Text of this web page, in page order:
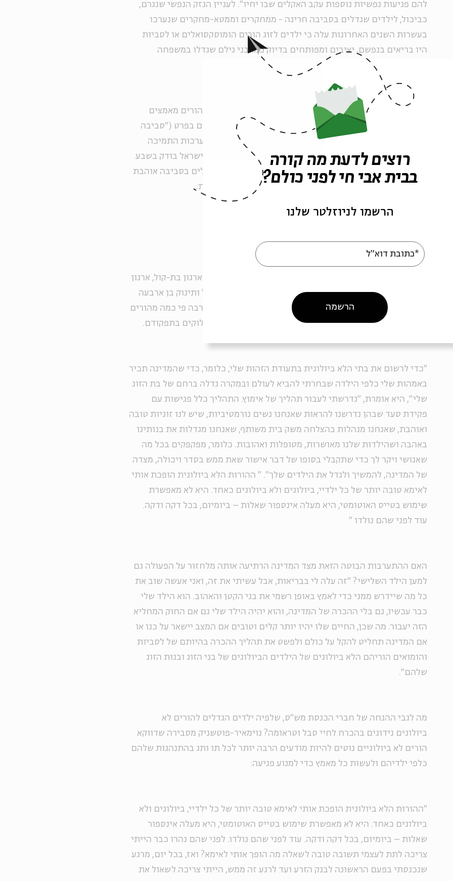
להם פגיעות נפשיות נוספות עקב האקלים שבו יחיו". לעניין הנזק הנפשי שנגרם,
כביכול, לילדים שגדלים בסביבה חריגה - ממחקרים וממטא-מחקרים שנערכו
בעשרות השנים האחרונות עלה כי ילדים לזוג הורים הומוסקסואלים או לסביות
היו בריאים בנפשם, יציבים ומפותחים בדיוק כמו בני גילם שגדלו במשפחה
הטרו-נורמטיבית (דוגמאות:
כאן
הצעת החוק, לכן, אינה רק מקוממת בשל הניסוח הפוגעני כלפי הורים מאמצים
בכלל (שהחיים עמם הם "פגיעה טראומטית") והורים חד-מיניים בפרט ("סביבה
חריגה"), אלא גם מעידה על בורות תהומית בכל מה שקשור למערכות התמיכה
והפיקוח על הורים לילדים מאומצים. מערך הרווחה והמשפט בישראל בודק בשבע
עיניים את ההורים המאמצים החד מיניים ומוודא שהילדים גדלים בסביבה אוהבת
ותומכת - פריבילגיה שאין לילדים במשפחות הטרו-נורמטיביות.
בת-עמי נוימאיר-פוטשניק, 43, היא חברה בוועדה המנהלת של ארגון בת-קול, ארגון
לסביות דתיות, ומגדלת עם בת זוגהּ אורית שתי בנות בכיתה ב' ותינוק בן ארבעה
חודשים. לדבריה, הורים חד-מיניים לילדים נבדקים בקפדנות רבה פי כמה מהורים
"קונבנציונליים", אף שלא חסרים מקרים של הורים ביולוגים שלוקים בתפקודם.
"כדי לרשום את בתי הלא ביולוגית בתעודת הזהות שלי, כלומר, כדי שהמדינה תכיר
באמהוּת שלי כלפי הילדה שבחרתי להביא לעולם ובמקרה גדלה ברחם של בת הזוג
שלי", היא אומרת, "נדרשתי לעבור תהליך של אימוץ. התהליך כלל פגישות עם
פקידת סעד שבהן נדרשנו להראות שאנחנו נשים נורמטיביות, שיש לנו זוגיות טובה
ואוהבת, שאנחנו מנהלות בהצלחה משק בית משותף, שאנחנו מגדלות את בנותינו
באהבה ושהילדות שלנו מאושרות, מטופלות ואהובות. כלומר, מפקפקים בכל מה
שאנושי ויקר לך כדי שתקבלי בסופו של דבר אישור שאת ממש בסדר ויכולה, מצדה
של המדינה, להמשיך ולגדל את הילדים שלך". " ההורות הלא ביולוגית הופכת אותי
לאימא טובה יותר של כל ילדיי, ביולוגים ולא ביולוגים כאחד. היא לא מאפשרת
שימוש בטייס האוטומטי, היא מעלה אינספור שאלות – ביומיום, בכל דקה ודקה.
עוד לפני שהם נולדו "
האם ההתערבות הבוטה הזאת מצד המדינה הרתיעה אותה מלחזור על הפעולה גם
למען הילד השלישי? "זה עלה לי בבריאות, אבל עשיתי את זה, ואני אעשה שוב את
כל מה שיידרש ממני כדי לאמץ באופן רשמי את בני הקטן והאהוב. הוא הילד שלי
כבר עכשיו, גם בלי ההכרה של המדינה, והוא יהיה הילד שלי גם אם החוק המחליא
הזה יעבור. מה שכן, החיים שלו יהיו יותר קלים וטובים אם המצב יישאר על כנו או
אם המדינה תחליט להקל על כולם ולפשט את תהליך ההכרה בהיותם של לסביות
והומואים הוריהם הלא ביולוגים של הילדים הביולוגים של בני הזוג ובנות הזוג
שלהם".
מה לגבי ההנחה של חברי הכנסת מש"ס, שלפיה ילדים הגדלים להורים לא
ביולוגים נידונים בהכרח לחיי סבל וטראומה? נוימאיר-פוטשניק מסבירה שדווקא
הורים לא ביולוגיים נוטים להיות מודעים הרבה יותר לכל תו ותג בהתנהגות שלהם
כלפי ילדיהם ולעשות כל מאמץ כדי למנוע פגיעה:
"ההורות הלא ביולוגית הופכת אותי לאימא טובה יותר של כל ילדיי, ביולוגים ולא
ביולוגים כאחד. היא לא מאפשרת שימוש בטייס האוטומטי, היא מעלה אינספור
שאלות – ביומיום, בכל דקה ודקה. עוד לפני שהם נולדו. לפני שהם נהרו כבר הייתי
צריכה לתת לעצמי תשובה טובה לשאלה מה הופך אותי לאימא? ואז, בכל יום, מרגע
שנכנסתי בפעם הראשונה לבנק הזרע ועד לרגע זה ממש, הייתי צריכה לשאול את
רוצים לדעת מה קורה
בבית אבי חי לפני כולם?
הרשמו לניוזלטר שלנו
*כתובת דוא"ל
הרשמה